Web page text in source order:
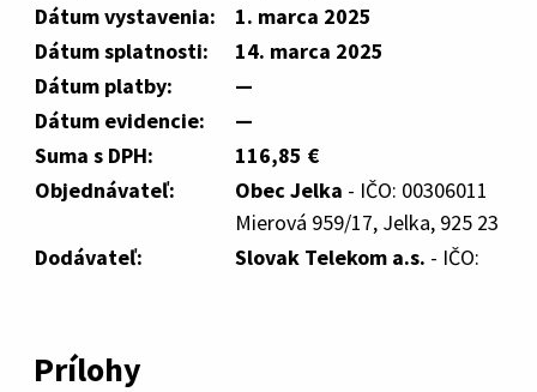
Dátum vystavenia:
1. marca 2025
Dátum splatnosti:
14. marca 2025
Dátum platby:
—
Dátum evidencie:
—
Suma s DPH:
116,85 €
Objednávateľ:
Obec Jelka - IČO: 00306011
Mierová 959/17, Jelka, 925 23
Dodávateľ:
Slovak Telekom a.s. - IČO:
Prílohy